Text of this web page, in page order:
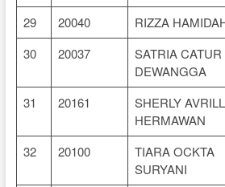
29 20040 RIZZA
30
20037
SATRIA CATUR
DEWANGGA
31 20161
SHERLY
HERMAWAN
32 20100
TIARA OCKTA
SURYANI